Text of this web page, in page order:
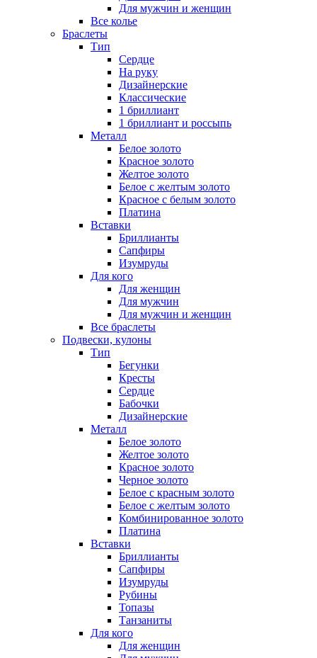
Для мужчин и женщин
Все колье
Браслеты
Тип
Сердце
На руку
Дизайнерские
Классические
1 бриллиант
1 бриллиант и россыпь
Металл
Белое золото
Красное золото
Желтое золото
Белое с желтым золото
Красное с белым золото
Платина
Вставки
Бриллианты
Сапфиры
Изумруды
Для кого
Для женщин
Для мужчин
Для мужчин и женщин
Все браслеты
Подвески, кулоны
Тип
Бегунки
Кресты
Сердце
Бабочки
Дизайнерские
Металл
Белое золото
Желтое золото
Красное золото
Черное золото
Белое с красным золото
Белое с желтым золото
Комбинированное золото
Платина
Вставки
Бриллианты
Сапфиры
Изумруды
Рубины
Топазы
Танзаниты
Для кого
Для женщин